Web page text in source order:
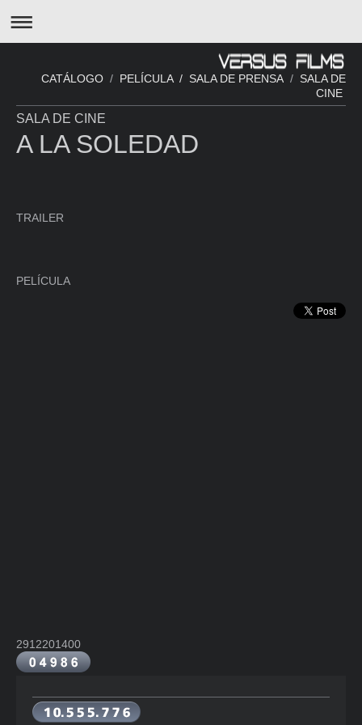
CATÁLOGO / PELÍCULA / SALA DE PRENSA / SALA DE
CINE
SALA DE CINE
A LA SOLEDAD
TRAILER
PELÍCULA
2912201400